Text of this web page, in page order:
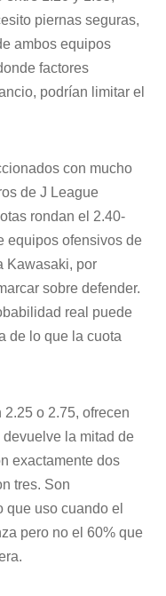
piernas seguras,
ambos equipos
factores
podrían limitar el
con mucho
de J League
rondan el 2.40-
equipos ofensivos de
Kawasaki, por
sobre defender.
real puede
de lo que la cuota
o 2.75, ofrecen
la mitad de
exactamente dos
tres. Son
que uso cuando el
pero no el 60% que